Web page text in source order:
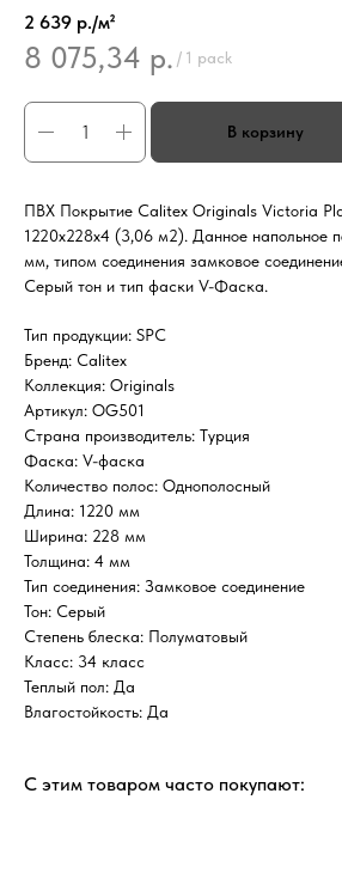
2 639 р./м²
8 075,34 р. / 1 pack
ПВХ Покрытие Calitex Originals Victoria
1220x228x4 (3,06 м2). Данное напольное
мм, типом соединения замковое
Серый тон и тип фаски V-Фаска.
Тип продукции: SPC
Бренд: Calitex
Коллекция: Originals
Артикул: OG501
Страна производитель: Турция
Фаска: V-фаска
Количество полос: Однополосный
Длина: 1220 мм
Ширина: 228 мм
Толщина: 4 мм
Тип соединения: Замковое соединение
Тон: Серый
Степень блеска: Полуматовый
Класс: 34 класс
Теплый пол: Да
Влагостойкость: Да
С этим товаром часто покупают: